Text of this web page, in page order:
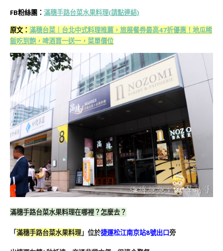
FB粉絲團： 滿穗手路台菜水果料理(請點連結)
原文： 滿穗台菜｜台北中式料理推薦，旅展餐券最高47折優惠！地瓜稀
飯吃到飽，啤酒買一送一，菜單價位
滿穗手路台菜水果料理在哪裡？怎麼去？
「滿穗手路台菜水果料理」位於捷運松江南京站8號出口旁